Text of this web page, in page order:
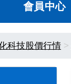
會員中心
科技股價行情